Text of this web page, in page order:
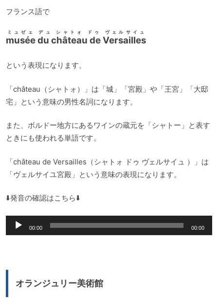
フランス語で
musée du château de Versailles
ミュゼェ デュ シャトォ ドゥ ヴェルサイュ
という表現になります。
「château（シャトォ）」は「城」「宮殿」や「王宮」「大邸
宅」という意味の男性名詞になります。
また、ボルドー地方にあるワインの蔵元を「シャトー」と表す
ときにも使われる単語です。
「château de Versailles（シャトォ ドゥ ヴェルサイュ ）」は
「ヴェルサイユ宮殿」という意味の表現になります。
⬇️発音の確認はこちら⬇️
声
00:00 00:00
オランジュリー美術館